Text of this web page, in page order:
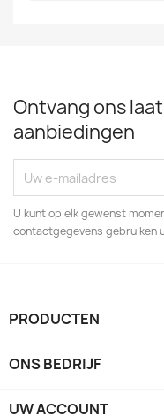
Ontvang ons
aanbiedingen
U kunt op elk gewenst
contactgegevens gebruiken
PRODUCTEN
ONS BEDRIJF
UW ACCOUNT